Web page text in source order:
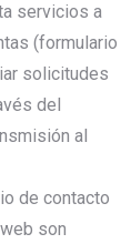
servicios a
(formulario
solicitudes
del
al
de contacto
son